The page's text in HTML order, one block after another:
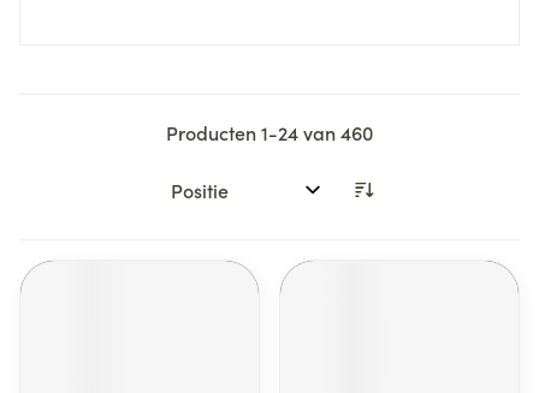
Producten1-24van460
Sorteer op: